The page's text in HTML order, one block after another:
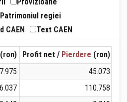
Patrimoniul regiei
CAEN Text CAEN
Profit net / Pierdere (ron)
45.073
110.758